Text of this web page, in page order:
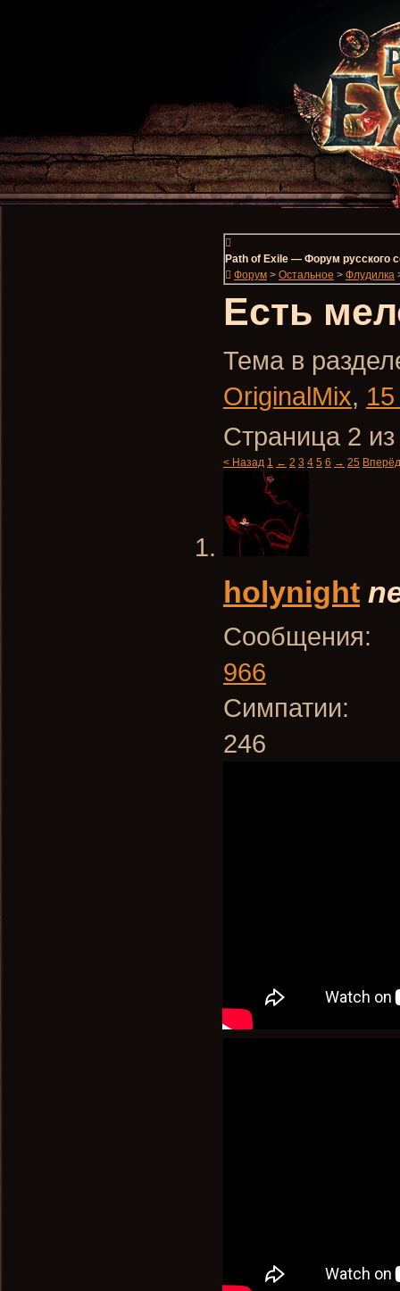
Path of Exile — Форум русского
Форум > Остальное > Флудилка
Есть
Тема в
OriginalMix,
Страница 2
< Назад 1 ← 2 3 4 5 6 → 25
holynight
Сообщения:
966
Симпатии:
246